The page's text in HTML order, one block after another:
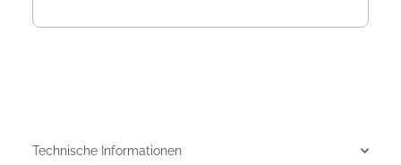
Technische Informationen